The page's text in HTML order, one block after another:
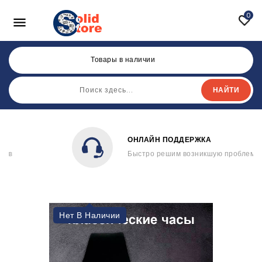
 0
Товары в наличии
НАЙТИ
ОНЛАЙН ПОДДЕРЖКА
Быстро решим возникшую проблему
Нет В Наличии